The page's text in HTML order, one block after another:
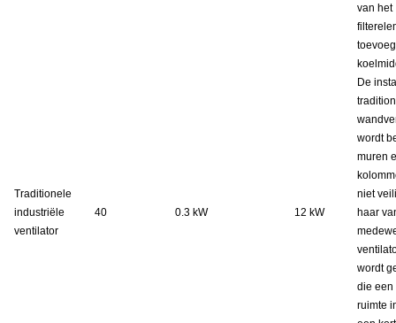
van het
Traditionele
industriële
ventilator
40 0.3 kW 12 kW
De
wordt
muren
niet
haar
wordt
die een
ruimte